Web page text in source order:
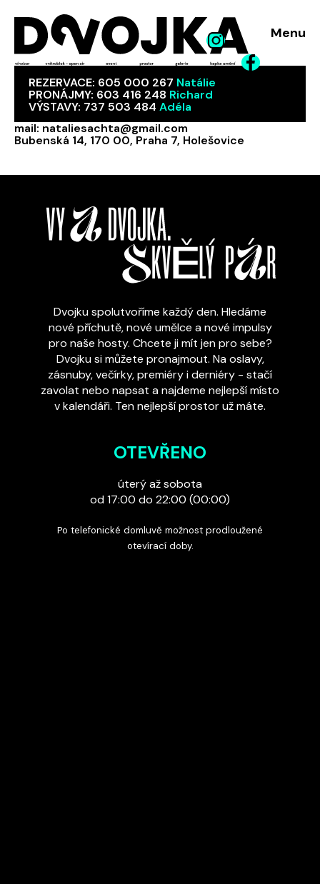
REZERVACE: 605 000 267 Natálie
PRONÁJMY: 603 416 248 Richard
VÝSTAVY: 737 503 484 Adéla
mail: nataliesachta@gmail.com
Bubenská 14, 170 00, Praha 7, Holešovice
Menu
Dvojku spolutvoříme každý den. Hledáme
nové příchutě, nové umělce a nové impulsy
pro naše hosty. Chcete ji mít jen pro sebe?
Dvojku si můžete pronajmout. Na oslavy,
zásnuby, večírky, premiéry i derniéry - stačí
zavolat nebo napsat a najdeme nejlepší místo
v kalendáři. Ten nejlepší prostor už máte.
OTEVŘENO
úterý až sobota
od 17:00 do 22:00 (00:00)
Po telefonické domluvě možnost prodloužené
otevírací doby.